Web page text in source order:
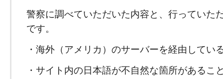
警察に調べていただいた内容と、行っていた
です。
・海外（アメリカ）のサーバーを経由してい
・サイト内の日本語が不自然な箇所があるこ